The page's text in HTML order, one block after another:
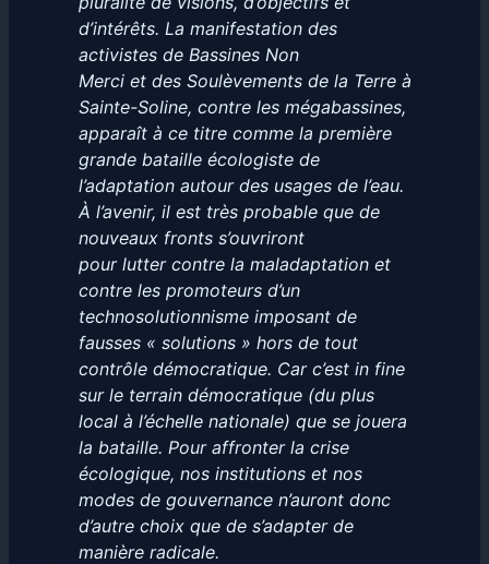
d’intérêts. La manifestation des
activistes de Bassines Non
Merci et des Soulèvements de la Terre à
Sainte-Soline, contre les mégabassines,
apparaît à ce titre comme la première
grande bataille écologiste de
l’adaptation autour des usages de l’eau.
À l’avenir, il est très probable que de
nouveaux fronts s’ouvriront
pour lutter contre la maladaptation et
contre les promoteurs d’un
technosolutionnisme imposant de
fausses « solutions » hors de tout
contrôle démocratique. Car c’est in fine
sur le terrain démocratique (du plus
local à l’échelle nationale) que se jouera
la bataille. Pour affronter la crise
écologique, nos institutions et nos
modes de gouvernance n’auront donc
d’autre choix que de s’adapter de
manière radicale.